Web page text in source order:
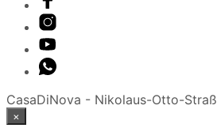
CasaDiNova - Nikolaus-Otto-
×